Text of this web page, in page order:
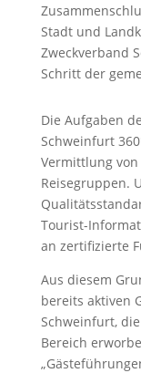
Stadt und
Zweckverband
Schritt der
Die Aufgaben
Schweinfurt
Vermittlung
Reisegruppen.
Tourist-
an zertifizierte
Aus diesem
bereits aktiven
Schweinfurt,
Bereich